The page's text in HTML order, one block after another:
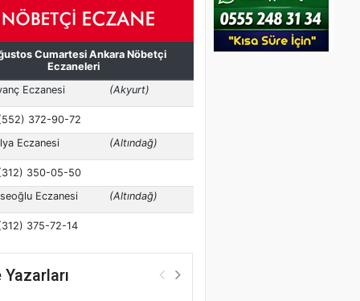
Yazarları